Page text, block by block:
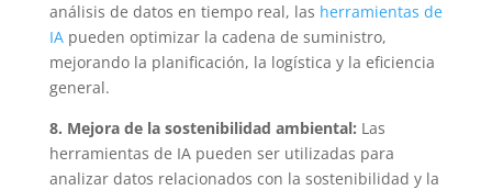
análisis de datos en tiempo real, las herramientas de
IApueden optimizar la cadena de suministro,
mejorando la planificación, la logística y la eficiencia
general.
8. Mejora de la sostenibilidad ambiental: Las
herramientas de IA pueden ser utilizadas para
analizar datos relacionados con la sostenibilidad y la